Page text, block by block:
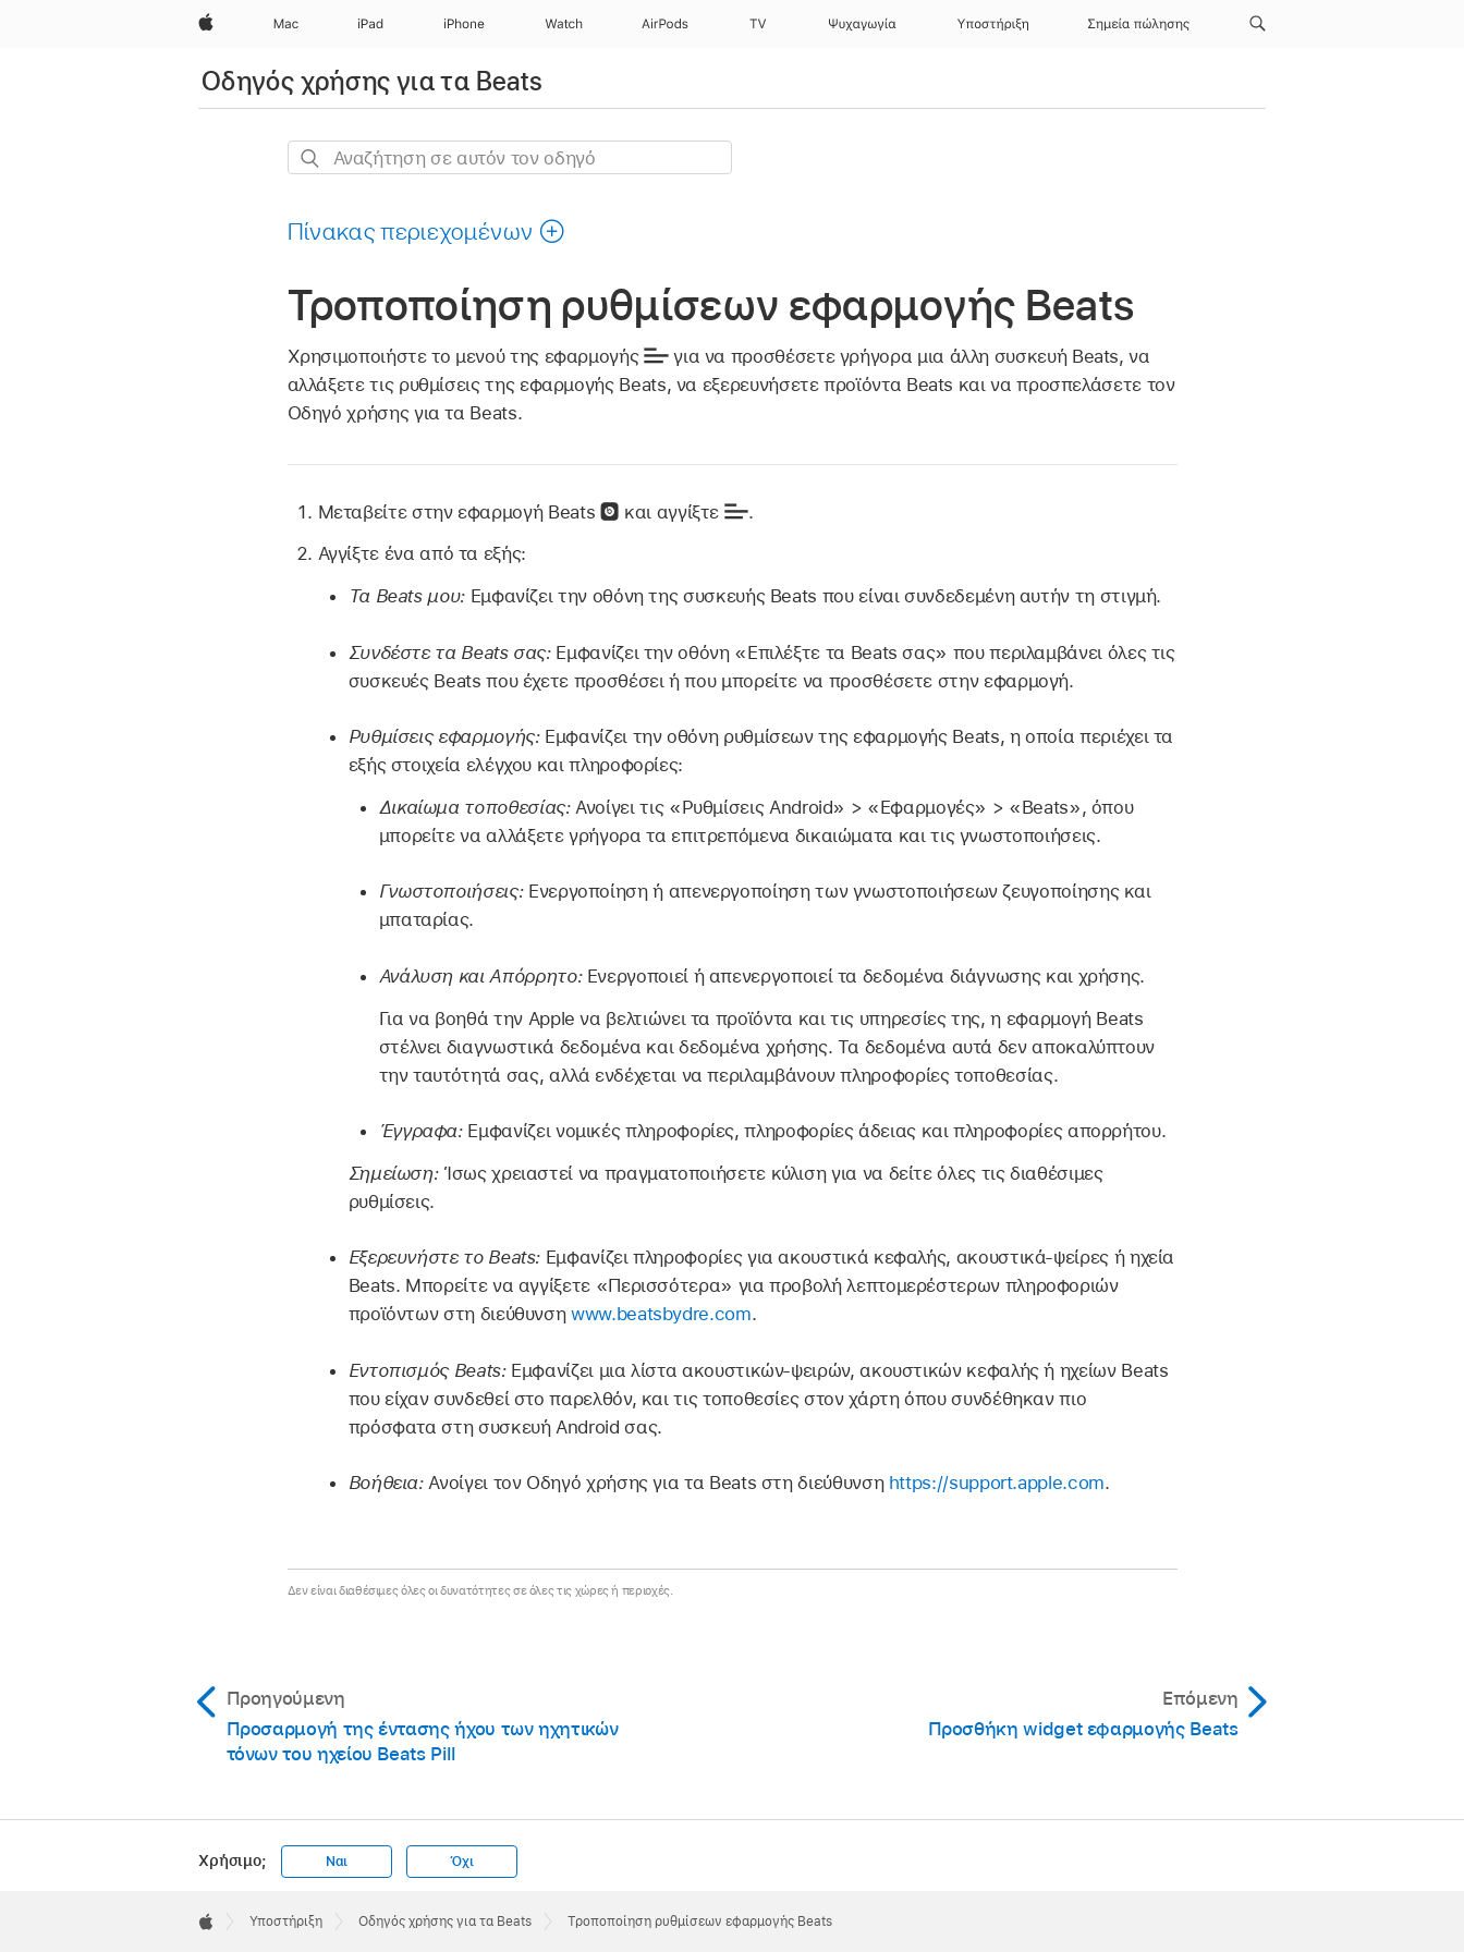
Apple Mac iPad iPhone Watch AirPods TV Ψυχαγωγία Υποστήριξη Σημεία πώλησης
Οδηγός χρήσης για τα Beats
Αναζήτηση
τον
Πίνακας περιεχομένων
Τροποποίηση ρυθμίσεων εφαρμογής Beats
Χρησιμοποιήστε το μενού της εφαρμογής
για να προσθέσετε γρήγορα μια άλλη συσκευή Beats, να
αλλάξετε τις ρυθμίσεις της εφαρμογής Beats, να εξερευνήσετε προϊόντα Beats και να προσπελάσετε τον
Οδηγό χρήσης για τα Beats.
Μεταβείτε στην εφαρμογή Beats και αγγίξτε
.
Αγγίξτε ένα από τα εξής:
Τα Beats μου:Εμφανίζει την οθόνη της συσκευής Beats που είναι συνδεδεμένη αυτήν τη στιγμή.
Συνδέστε τα Beats σας:Εμφανίζει την οθόνη «Επιλέξτε τα Beats σας» που περιλαμβάνει όλες τις
συσκευές Beats που έχετε προσθέσει ή που μπορείτε να προσθέσετε στην εφαρμογή.
Ρυθμίσεις εφαρμογής:Εμφανίζει την οθόνη ρυθμίσεων της εφαρμογής Beats, η οποία περιέχει τα
εξής στοιχεία ελέγχου και πληροφορίες:
Δικαίωμα τοποθεσίας:Ανοίγει τις «Ρυθμίσεις Android» > «Εφαρμογές» > «Beats», όπου
μπορείτε να αλλάξετε γρήγορα τα επιτρεπόμενα δικαιώματα και τις γνωστοποιήσεις.
Γνωστοποιήσεις:Ενεργοποίηση ή απενεργοποίηση των γνωστοποιήσεων ζευγοποίησης και
μπαταρίας.
Ανάλυση και Απόρρητο:Ενεργοποιεί ή απενεργοποιεί τα δεδομένα διάγνωσης και χρήσης.
Για να βοηθά την Apple να βελτιώνει τα προϊόντα και τις υπηρεσίες της, η εφαρμογή Beats
στέλνει διαγνωστικά δεδομένα και δεδομένα χρήσης. Τα δεδομένα αυτά δεν αποκαλύπτουν
την ταυτότητά σας, αλλά ενδέχεται να περιλαμβάνουν πληροφορίες τοποθεσίας.
Έγγραφα:Εμφανίζει νομικές πληροφορίες, πληροφορίες άδειας και πληροφορίες απορρήτου.
Σημείωση: Ίσως χρειαστεί να πραγματοποιήσετε κύλιση για να δείτε όλες τις διαθέσιμες
ρυθμίσεις.
Εξερευνήστε το Beats: Εμφανίζει πληροφορίες για ακουστικά κεφαλής, ακουστικά-ψείρες ή ηχεία
Beats. Μπορείτε να αγγίξετε «Περισσότερα» για προβολή λεπτομερέστερων πληροφοριών
προϊόντων στη διεύθυνσηwww.beatsbydre.com.
Εντοπισμός Beats:Εμφανίζει μια λίστα ακουστικών-ψειρών, ακουστικών κεφαλής ή ηχείων Beats
που είχαν συνδεθεί στο παρελθόν, και τις τοποθεσίες στον χάρτη όπου συνδέθηκαν πιο
πρόσφατα στη συσκευή Android σας.
Βοήθεια:Ανοίγει τον Οδηγό χρήσης για τα Beats στη διεύθυνση https://support.apple.com.
Δεν είναι διαθέσιμες όλες οι δυνατότητες σε όλες τις χώρες ή περιοχές.
Προηγούμενη
Προσαρμογή της έντασης ήχου των ηχητικών
τόνων του ηχείου Beats Pill
Επόμενη
Προσθήκη widget εφαρμογής Beats
Χρήσιμο; Ναι Όχι
Footer

Υποστήριξη Οδηγός χρήσης για τα Beats Τροποποίηση ρυθμίσεων εφαρμογής Beats